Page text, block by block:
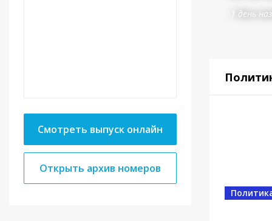
Смотреть выпуск онлайн
Открыть архив номеров
1 день
Власть